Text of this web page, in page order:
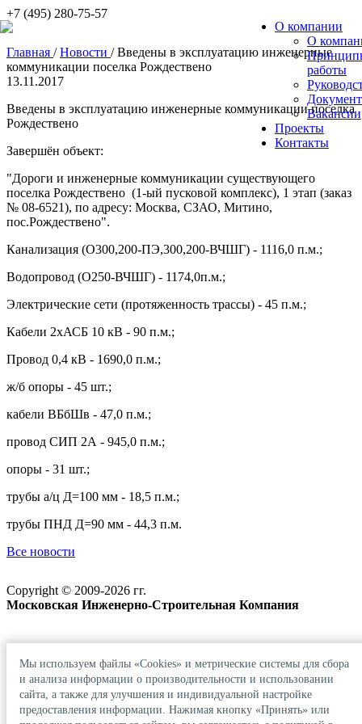
О компании
О
работы
Вакансии
Проекты
Контакты
+7 (495) 280-75-57
Главная /Новости /Введены в эксплуатацию инженерные
коммуникации поселка Рождествено
13.11.2017
Введены в эксплуатацию инженерные коммуникации поселка
Рождествено
Завершён объект:
"Дороги и инженерные коммуникации существующего
поселка Рождествено (1-ый пусковой комплекс), 1 этап (заказ
№ 08-6521), по адресу: Москва, СЗАО, Митино,
пос.Рождествено".
Канализация (О300,200-ПЭ,300,200-ВЧШГ) - 1116,0 п.м.;
Водопровод (О250-ВЧШГ) - 1174,0п.м.;
Электрические сети (протяженность трассы) - 45 п.м.;
Кабели 2хАСБ 10 кВ - 90 п.м.;
Провод 0,4 кВ - 1690,0 п.м.;
ж/б опоры - 45 шт.;
кабели ВБбШв - 47,0 п.м.;
провод СИП 2А - 945,0 п.м.;
опоры - 31 шт.;
трубы а/ц Д=100 мм - 18,5 п.м.;
трубы ПНД Д=90 мм - 44,3 п.м.
Все новости
Copyright © 2009-2026 гг.
Московская Инженерно-Строительная Компания
Мы используем файлы «Cookies» и метрические системы для сбора
и анализа информации о производительности и использовании
сайта, а также для улучшения и индивидуальной настройке
предоставления информации. Нажимая кнопку «Принять» или